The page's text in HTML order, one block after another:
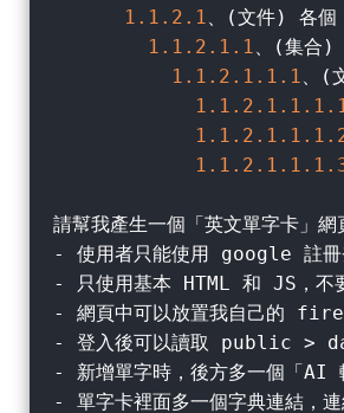
1.1 .2 .1、(文件) 各
1.1 .2 .1 .1、(集合
1.1 .2 .1 .1 .1、(
1.1 .2 .1 .1 .1
1.1 .2 .1 .1 .1
1.1 .2 .1 .1 .1
請幫我產生一個「英文單字卡」網
- 使用者只能使用 google 註冊
- 只使用基本 HTML 和 JS，不要
- 網頁中可以放置我自己的
- 登入後可以讀取 public >
- 新增單字時，後方多一個「AI
- 單字卡裡面多一個字典連